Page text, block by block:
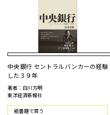
中央銀行 セントラルバンカーの経験
した３９年
著者：白川方明
東洋経済新報社
紙書籍で買う